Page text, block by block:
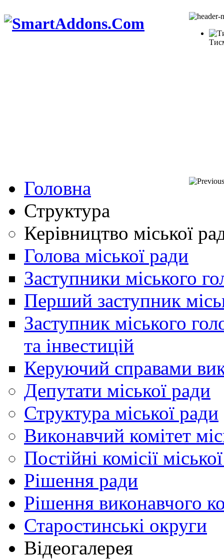
Головна
Структура
Керівництво міської
Голова міської ради
Заступники міського
Перший заступник
Заступник міського
та інвестицій
Керуючий справами
Депутати міської ради
Структура міської ради
Виконавчий комітет
Постійні комісії
Рішення ради
Рішення виконавчого
Старостинські округи
Відеогалерея